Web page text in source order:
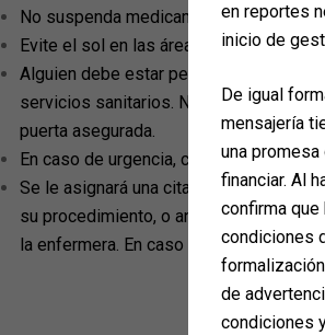
No suspenda medicamentos hasta
Evite el sol en las áreas de la piel que
Alguien debe estar pendiente de usted
servicios sanitarios. No debe usar los
puerta asegurada.
En caso de urgencia, comuníquese con
Se le asignará una cita de revisión
su procedimiento, o antes si es
la enfermera. En caso contrario,
en reportes
inicio de
De igual
mensajería
una
financiar. Al
confirma
condiciones
de
condiciones